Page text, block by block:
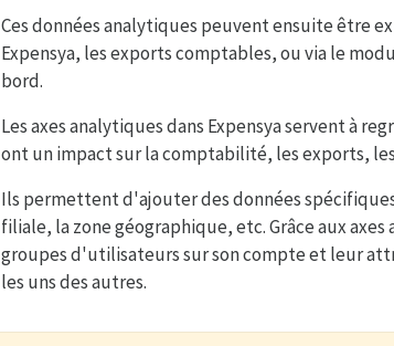
Ces données analytiques peuvent ensuite être
Expensya, les exports comptables, ou via le
bord.
Les axes analytiques dans Expensya servent à
ont un impact sur la comptabilité, les exports,
Ils permettent d'ajouter des données
filiale, la zone géographique, etc. Grâce aux
groupes d'utilisateurs sur son compte et leur
les uns des autres.